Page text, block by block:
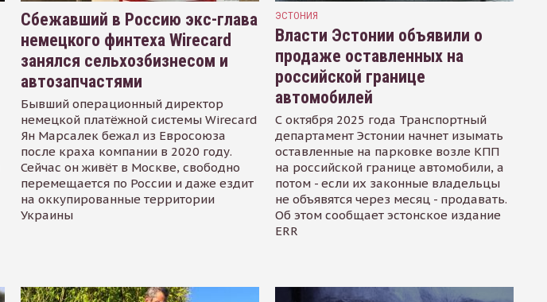
Сбежавший в Россию экс-глава
немецкого финтеха Wirecard
занялся сельхозбизнесом и
автозапчастями
Бывший операционный директор
немецкой платёжной системы Wirecard
Ян Марсалек бежал из Евросоюза
после краха компании в 2020 году.
Сейчас он живёт в Москве, свободно
перемещается по России и даже ездит
на оккупированные территории
Украины
ЭСТОНИЯ
Власти Эстонии объявили о
продаже оставленных на
российской границе
автомобилей
С октября 2025 года Транспортный
департамент Эстонии начнет изымать
оставленные на парковке возле КПП
на российской границе автомобили, а
потом - если их законные владельцы
не объявятся через месяц - продавать.
Об этом сообщает эстонское издание
ERR